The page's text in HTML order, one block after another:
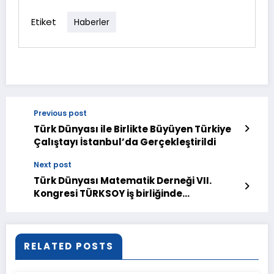
Etiket Haberler
Previous post
Türk Dünyası ile Birlikte Büyüyen Türkiye
Çalıştayı İstanbul’da Gerçekleştirildi
Next post
Türk Dünyası Matematik Derneği VII.
Kongresi TÜRKSOY iş birliğinde
RELATED POSTS